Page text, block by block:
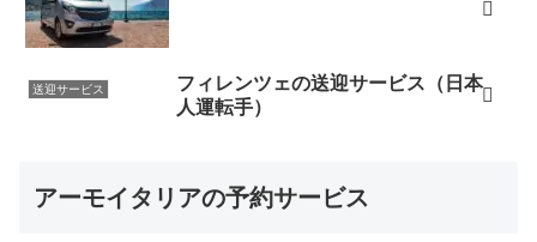
送迎サービス
フィレンツェの送迎サービス（日本
人運転手）
アーモイタリアの予約サービス